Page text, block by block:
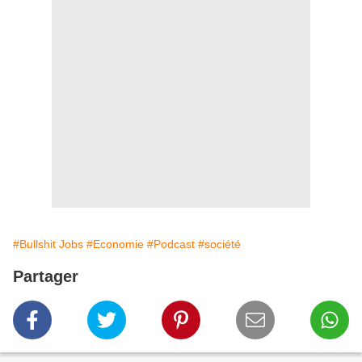
#Bullshit Jobs #Economie #Podcast #société
Partager